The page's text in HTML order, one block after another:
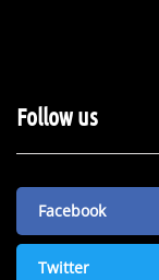
Follow us
Facebook
Twitter